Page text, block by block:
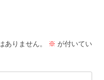
ありません。 ※ が付いてい